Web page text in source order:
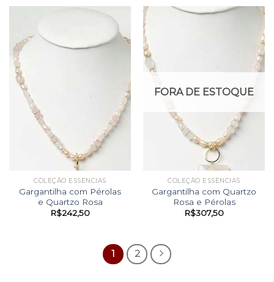
COLEÇÃO ESSÊNCIAS
Gargantilha com Pérolas
e Quartzo Rosa
R$242,50
FORA DE ESTOQUE
COLEÇÃO ESSÊNCIAS
Gargantilha com Quartzo
Rosa e Pérolas
R$307,50
1 2